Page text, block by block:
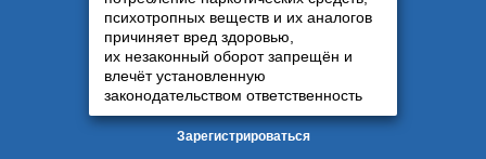
психотропных веществ и их аналогов
причиняет вред здоровью,
их незаконный оборот запрещён и
влечёт установленную
законодательством ответственность
Зарегистрироваться